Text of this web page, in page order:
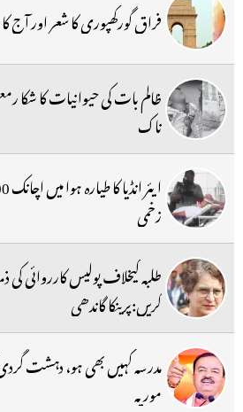
فراق گورکھپوری کا شعر اور آج
ظالم بات کی حیوانیات کا
ناک
زخمی
طلبہ کیخلاف پولیس کارروائی
کریں:پرینکا گاندھی
مدرسہ کہیں بھی ہو، دہشت
موریہ